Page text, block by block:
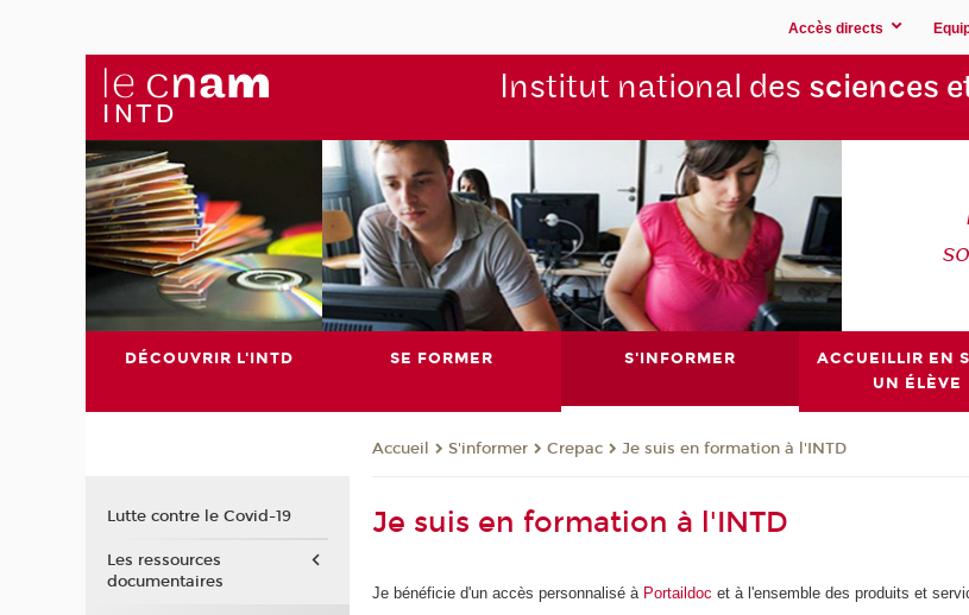
Accès directs
Institut national des sciences
DÉCOUVRIR L'INTD SE FORMER S'INFORMER
ACCUEILLIR EN
UN ÉLÈVE
Accueil S'informer Crepac Je suis en formation à l'INTD
Je suis en formation à l'INTD
Je bénéficie d'un accès personnalisé à Portaildoc et à l'ensemble des produits et
Lutte contre le Covid-19
Les ressources
documentaires